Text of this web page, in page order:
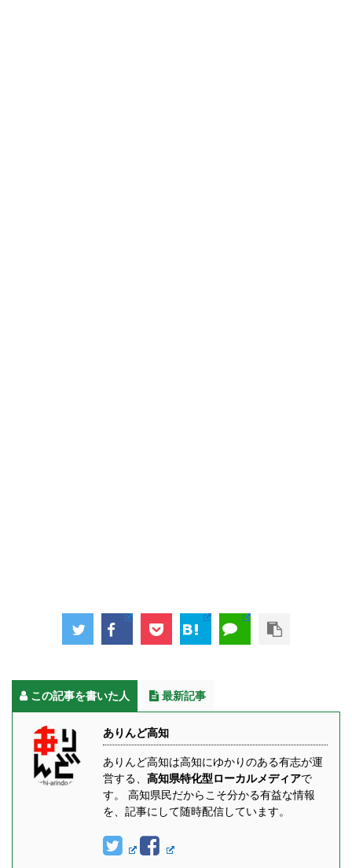
この記事を書いた人 最新記事
ありんど高知
ありんど高知は高知にゆかりのある有志が運
営する、 高知県特化型ローカルメディアで
す。 高知県民だからこそ分かる有益な情報
を、記事にして随時配信しています。